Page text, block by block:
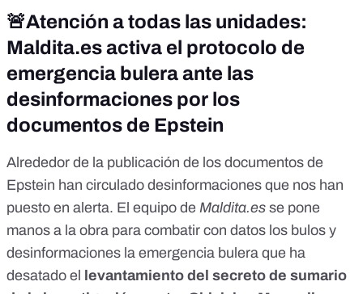
🚨Atención a todas las unidades:
Maldita.esactiva el protocolo de
emergencia bulera ante las
desinformaciones por los
documentos de Epstein
Alrededor de la publicación de los documentos de
Epstein han circulado desinformaciones que nos han
puesto en alerta. El equipo de Maldita.es se pone
manos a la obra para combatir con datos los bulos y
desinformaciones la emergencia bulera que ha
desatado el
levantamiento del secreto de sumario